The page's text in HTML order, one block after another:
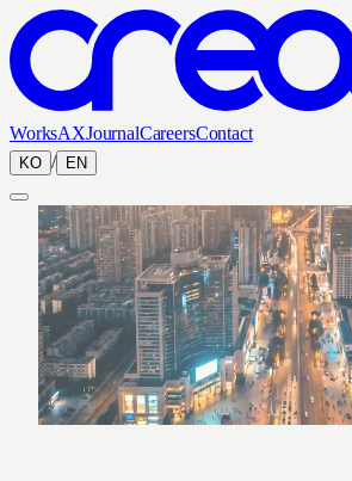
WorksAXJournalCareersContact
KO / EN